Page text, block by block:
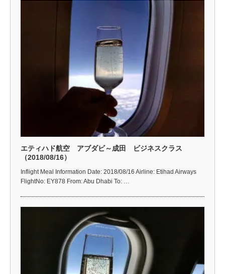
エティハド航空 アブダビ～成田 ビジネスクラス
（2018/08/16）
Inflight Meal Information Date: 2018/08/16 Airline: Etihad Airways
FlightNo: EY878 From: Abu Dhabi To: …